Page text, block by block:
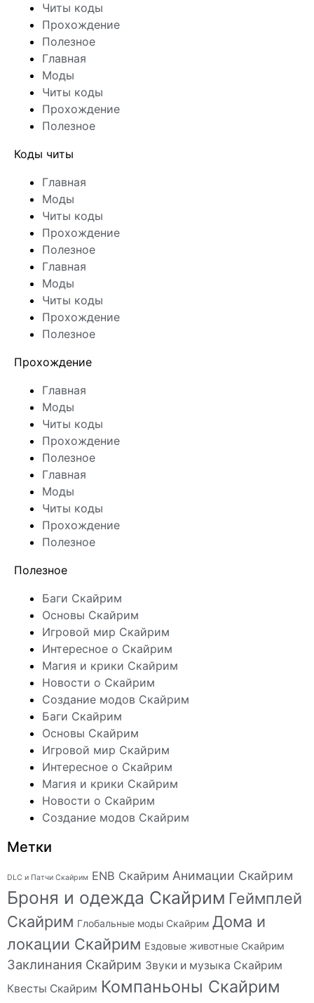
Читы коды
Прохождение
Полезное
Главная
Моды
Читы коды
Прохождение
Полезное
Коды читы
Главная
Моды
Читы коды
Прохождение
Полезное
Главная
Моды
Читы коды
Прохождение
Полезное
Прохождение
Главная
Моды
Читы коды
Прохождение
Полезное
Главная
Моды
Читы коды
Прохождение
Полезное
Полезное
Баги Скайрим
Основы Скайрим
Игровой мир Скайрим
Интересное о Скайрим
Магия и крики Скайрим
Новости о Скайрим
Создание модов Скайрим
Баги Скайрим
Основы Скайрим
Игровой мир Скайрим
Интересное о Скайрим
Магия и крики Скайрим
Новости о Скайрим
Создание модов Скайрим
Метки
DLC и Патчи Скайрим ENB Скайрим Анимации Скайрим
Броня и одежда Скайрим Геймплей
Скайрим Глобальные моды Скайрим Дома и
локации Скайрим Ездовые животные Скайрим
Заклинания Скайрим Звуки и музыка Скайрим
Квесты Скайрим Компаньоны Скайрим